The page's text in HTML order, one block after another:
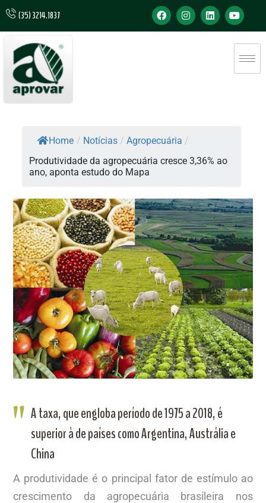
(35) 3214.1837
Home / Notícias / Agropecuária /
Produtividade da agropecuária cresce 3,36% ao
ano, aponta estudo do Mapa
A taxa, que engloba período de 1975 a 2018, é
superior à de países como Argentina, Austrália e
China
A produtividade é o principal fator de estímulo ao
crescimento da agropecuária brasileira nos